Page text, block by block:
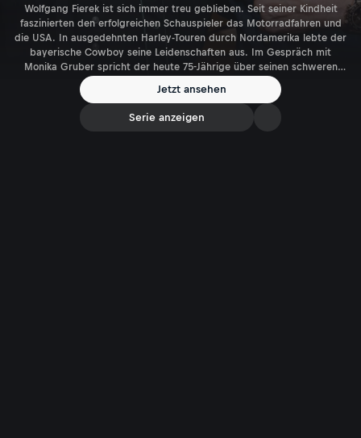
Wolfgang Fierek ist sich immer treu geblieben. Seit seiner Kindheit
faszinierten den erfolgreichen Schauspieler das Motorradfahren und
die USA. In ausgedehnten Harley-Touren durch Nordamerika lebte der
bayerische Cowboy seine Leidenschaften aus. Im Gespräch mit
Monika Gruber spricht der heute 75-Jährige über seinen schweren
Motorradunfall, seine Liebe zu Amerika und über die deutsche
Neidkultur.
Jetzt ansehen
Serie anzeigen